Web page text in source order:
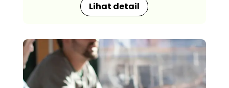
Lihat detail